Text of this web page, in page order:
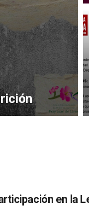
en la